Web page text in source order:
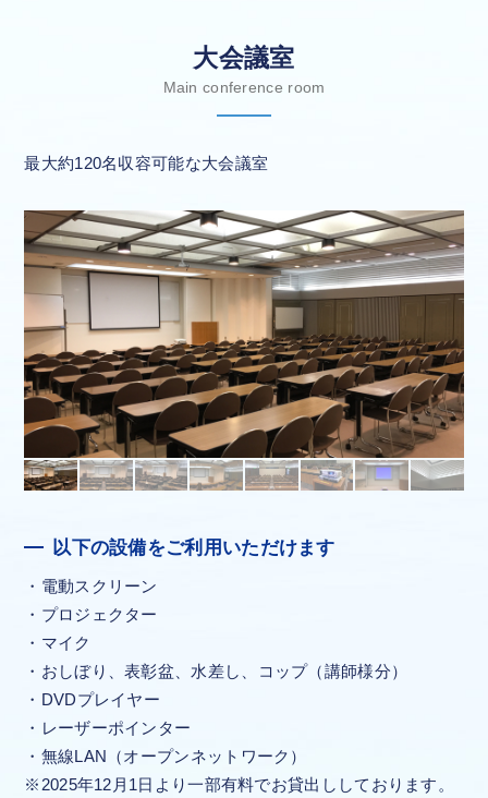
大会議室
Main conference room
最大約120名収容可能な大会議室
以下の設備をご利用いただけます
電動スクリーン
プロジェクター
マイク
おしぼり、表彰盆、水差し、コップ（講師様分）
DVDプレイヤー
レーザーポインター
無線LAN（オープンネットワーク）
※2025年12月1日より一部有料でお貸出ししております。